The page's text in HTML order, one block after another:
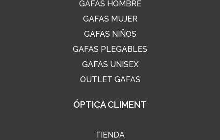
GAFAS HOMBRE
GAFAS MUJER
GAFAS NIÑOS
GAFAS PLEGABLES
GAFAS UNISEX
OUTLET GAFAS
ÓPTICA CLIMENT
TIENDA